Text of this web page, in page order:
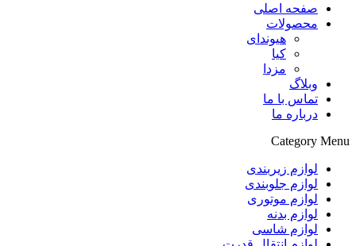
صفحه اصلی
محصولات
هیوندای
کیا
مزدا
وبلاگ
تماس با ما
درباره ما
Category Menu
لوازم زیربندی
لوازم جلوبندی
لوازم موتوری
لوازم بدنه
لوازم شاسی